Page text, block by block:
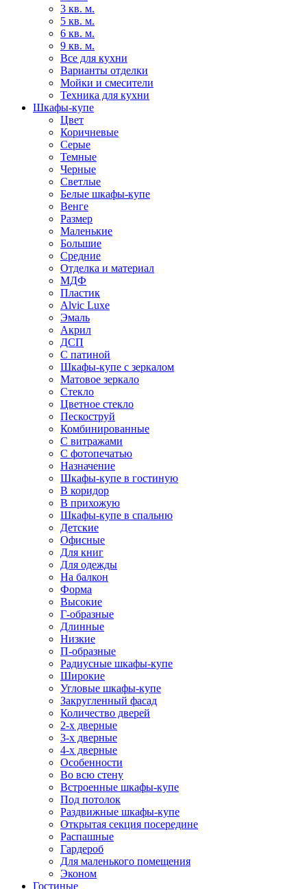
3 кв. м.
5 кв. м.
6 кв. м.
9 кв. м.
Все для кухни
Варианты отделки
Мойки и смесители
Техника для кухни
Шкафы-купе
Цвет
Коричневые
Серые
Темные
Черные
Светлые
Белые шкафы-купе
Венге
Размер
Маленькие
Большие
Средние
Отделка и материал
МДФ
Пластик
Alvic Luxe
Эмаль
Акрил
ДСП
С патиной
Шкафы-купе с зеркалом
Матовое зеркало
Стекло
Цветное стекло
Пескоструй
Комбинированные
С витражами
С фотопечатью
Назначение
Шкафы-купе в гостиную
В коридор
В прихожую
Шкафы-купе в спальню
Детские
Офисные
Для книг
Для одежды
На балкон
Форма
Высокие
Г-образные
Длинные
Низкие
П-образные
Радиусные шкафы-купе
Широкие
Угловые шкафы-купе
Закругленный фасад
Количество дверей
2-х дверные
3-х дверные
4-х дверные
Особенности
Во всю стену
Встроенные шкафы-купе
Под потолок
Раздвижные шкафы-купе
Открытая секция посередине
Распашные
Гардероб
Для маленького помещения
Эконом
Гостиные